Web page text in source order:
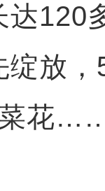
达120
绽放
花